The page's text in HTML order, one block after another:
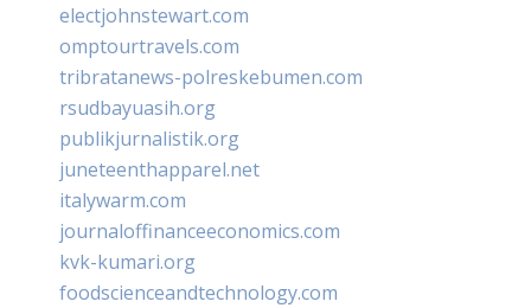
electjohnstewart.com
omptourtravels.com
tribratanews-polreskebumen.com
rsudbayuasih.org
publikjurnalistik.org
juneteenthapparel.net
italywarm.com
journaloffinanceeconomics.com
kvk-kumari.org
foodscienceandtechnology.com